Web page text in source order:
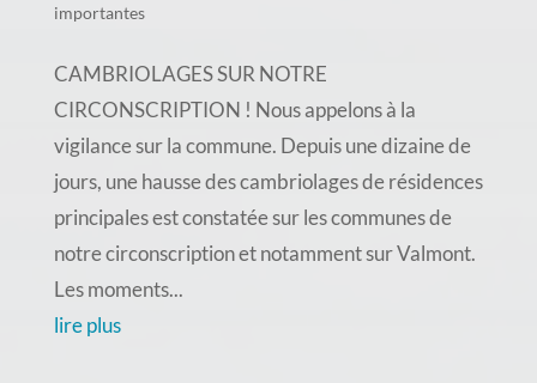
importantes
CAMBRIOLAGES SUR NOTRE
CIRCONSCRIPTION ! Nous appelons à la
vigilance sur la commune. Depuis une dizaine de
jours, une hausse des cambriolages de résidences
principales est constatée sur les communes de
notre circonscription et notamment sur Valmont.
Les moments...
lire plus